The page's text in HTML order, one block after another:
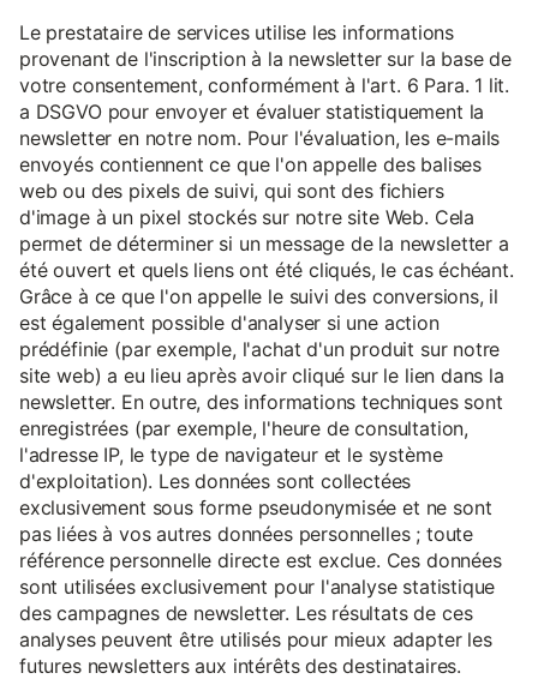
Le prestataire de services utilise les informations
provenant de l'inscription à la newsletter sur la base de
votre consentement, conformément à l'art. 6 Para. 1 lit.
a DSGVO pour envoyer et évaluer statistiquement la
newsletter en notre nom. Pour l'évaluation, les e-mails
envoyés contiennent ce que l'on appelle des balises
web ou des pixels de suivi, qui sont des fichiers
d'image à un pixel stockés sur notre site Web. Cela
permet de déterminer si un message de la newsletter a
été ouvert et quels liens ont été cliqués, le cas échéant.
Grâce à ce que l'on appelle le suivi des conversions, il
est également possible d'analyser si une action
prédéfinie (par exemple, l'achat d'un produit sur notre
site web) a eu lieu après avoir cliqué sur le lien dans la
newsletter. En outre, des informations techniques sont
enregistrées (par exemple, l'heure de consultation,
l'adresse IP, le type de navigateur et le système
d'exploitation). Les données sont collectées
exclusivement sous forme pseudonymisée et ne sont
pas liées à vos autres données personnelles ; toute
référence personnelle directe est exclue. Ces données
sont utilisées exclusivement pour l'analyse statistique
des campagnes de newsletter. Les résultats de ces
analyses peuvent être utilisés pour mieux adapter les
futures newsletters aux intérêts des destinataires.